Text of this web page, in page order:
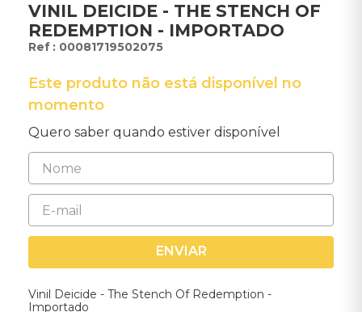
VINIL DEICIDE - THE STENCH OF
REDEMPTION - IMPORTADO
: 00081719502075
Este produto não está disponível no
momento
Quero saber quando estiver disponível
ENVIAR
Vinil Deicide - The Stench Of Redemption -
Importado